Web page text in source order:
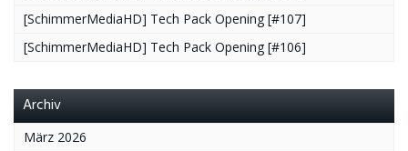
[SchimmerMediaHD] Tech Pack Opening [#107]
[SchimmerMediaHD] Tech Pack Opening [#106]
Archiv
März 2026